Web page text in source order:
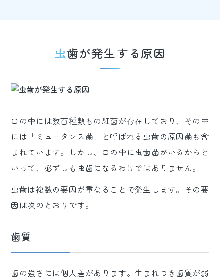
虫歯が発生する原因
口の中には数百種類もの細菌が存在しており、その中
には「ミュータンス菌」と呼ばれる虫歯の原因菌も含
まれています。しかし、口の中に虫歯菌がいるからと
いって、必ずしも虫歯になるわけではありません。
虫歯は複数の要因が重なることで発生します。その要
因は次のとおりです。
歯質
歯の強さには個人差があります。生まれつき歯質が弱